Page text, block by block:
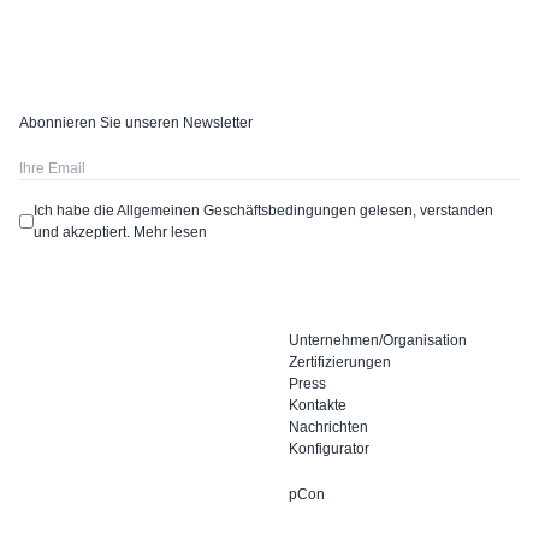
Unternehmen/Organisation
Zertifizierungen
Press
Kontakte
Nachrichten
Konfigurator
pCon
Abonnieren Sie unseren Newsletter
Ich habe die Allgemeinen Geschäftsbedingungen gelesen, verstanden
und akzeptiert. Mehr lesen